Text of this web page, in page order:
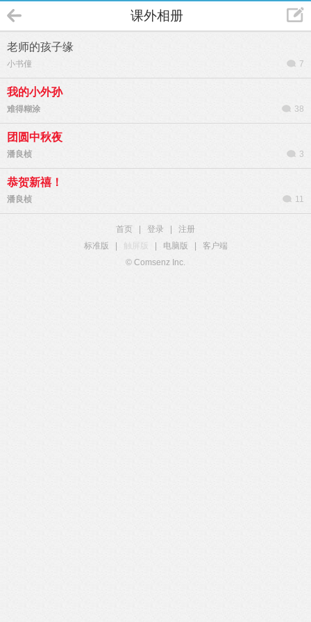
课外相册
老师的孩子缘
小书僮 7
我的小外孙
难得糊涂 38
团圆中秋夜
潘良桢 3
恭贺新禧！
潘良桢 11
首页 登录
注册
标准版
触屏版 电脑版
客户端
© Comsenz Inc.